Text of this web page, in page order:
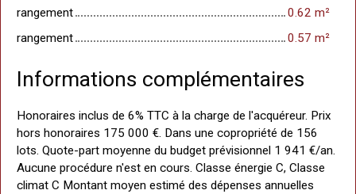
rangement
0.62 m²
rangement
0.57 m²
Informations complémentaires
Honoraires inclus de 6% TTC à la charge de l'acquéreur. Prix
hors honoraires 175 000 €. Dans une copropriété de 156
lots. Quote-part moyenne du budget prévisionnel 1 941 €/an.
Aucune procédure n'est en cours. Classe énergie C, Classe
climat C Montant moyen estimé des dépenses annuelles